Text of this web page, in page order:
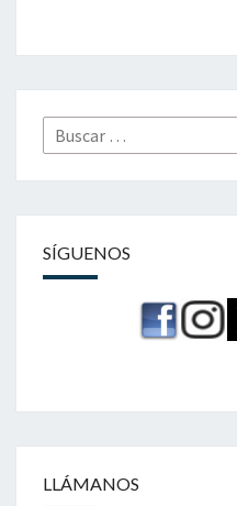
Buscar
por:
SÍGUENOS
LLÁMANOS